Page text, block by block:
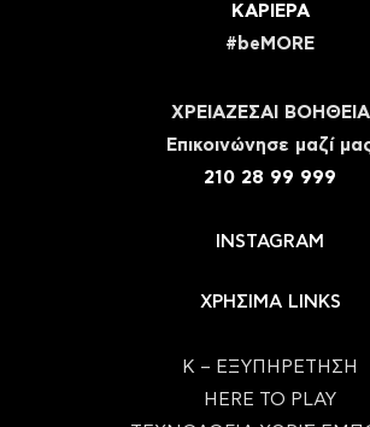
ΚΑΡΙΕΡΑ
#beMORE
ΧΡΕΙΑΖΕΣΑΙ ΒΟΗΘΕΙΑ
Eπικοινώνησε μαζί
210 28 99 999
INSTAGRAM
ΧΡΗΣΙΜΑ LINKS
Κ – ΕΞΥΠΗΡΕΤΗΣΗ
HERE TO PLAY